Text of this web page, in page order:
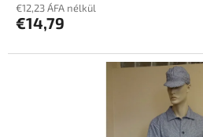
€12,23 ÁFA nélkül
€14,79